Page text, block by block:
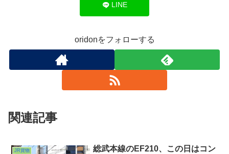
LINE
oridonをフォローする
関連記事
JR貨物
総武本線のEF210、この日はコン